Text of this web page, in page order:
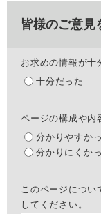
皆様のご意見
お求めの情報が十
十分だった
ページの構成や内
分かりやすか
分かりにくか
このページについ
してください。